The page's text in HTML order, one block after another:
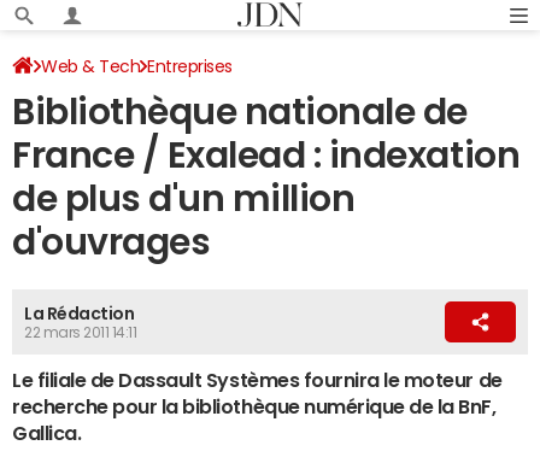
Web & Tech Entreprises
Bibliothèque nationale de
France / Exalead : indexation
de plus d'un million
d'ouvrages
La Rédaction
22 mars 2011 14:11
Le filiale de Dassault Systèmes fournira le moteur de
recherche pour la bibliothèque numérique de la BnF,
Gallica.